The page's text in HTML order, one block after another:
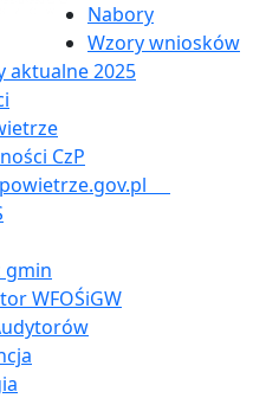
Nabory
Wzory wniosków
aktualne 2025
CzP
gmin
WFOŚiGW